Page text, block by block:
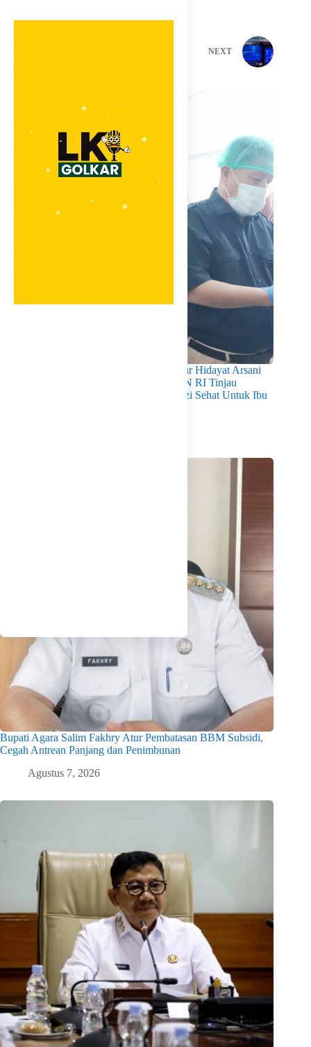
NEXT
Pastikan Kualitas Gizi Terpenuhi, Gubernur Hidayat Arsani
Dampingi Mendukbangga/Kepala BKKBN RI Tinjau
Layanan Program MBG 3B Wujudkan Gizi Sehat Untuk Ibu
Bupati Agara Salim Fakhry Atur Pembatasan BBM Subsidi,
Cegah Antrean Panjang dan Penimbunan
Agustus 7, 2026